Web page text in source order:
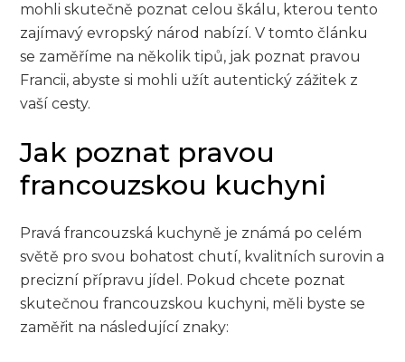
mohli skutečně poznat celou škálu, kterou tento
zajímavý evropský národ nabízí. V tomto článku
se zaměříme na několik tipů, jak poznat pravou
Francii, abyste si mohli užít autentický zážitek z
vaší cesty.
Jak poznat pravou
francouzskou kuchyni
Pravá francouzská kuchyně je známá po celém
světě pro svou bohatost chutí, kvalitních surovin a
precizní přípravu jídel. Pokud chcete poznat
skutečnou francouzskou kuchyni, měli byste se
zaměřit na následující znaky: